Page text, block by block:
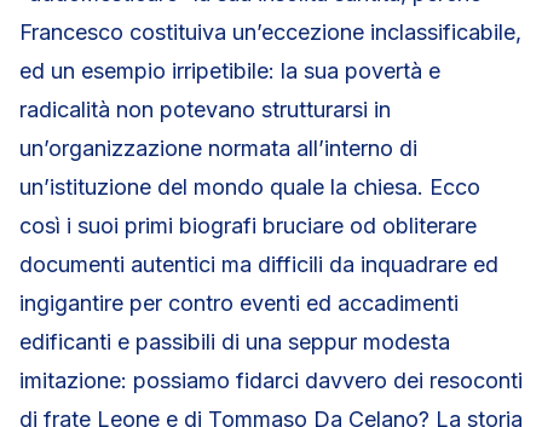
Francesco costituiva un’eccezione inclassificabile,
ed un esempio irripetibile: la sua povertà e
radicalità non potevano strutturarsi in
un’organizzazione normata all’interno di
un’istituzione del mondo quale la chiesa. Ecco
così i suoi primi biografi bruciare od obliterare
documenti autentici ma difficili da inquadrare ed
ingigantire per contro eventi ed accadimenti
edificanti e passibili di una seppur modesta
imitazione: possiamo fidarci davvero dei resoconti
di frate Leone e di Tommaso Da Celano? La storia